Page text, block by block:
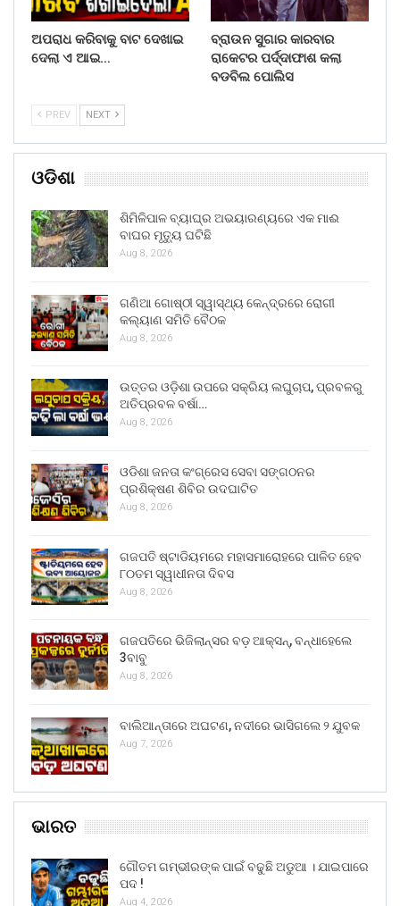
ଅପରାଧ କରିବାକୁ ବାଟ ଦେଖାଇ
ଦେଲା ଏ ଆଇ…
ବ୍ରାଉନ ସୁଗାର କାରବାର
ରାକେଟର ପର୍ଦ୍ଦାଫାଶ କଲା
ବଡବିଲ ପୋଲିସ
PREV NEXT
ଓଡିଶା
ଶିମିଳିପାଳ ବ୍ୟାଘ୍ର ଅଭୟାରଣ୍ୟରେ ଏକ ମାଈ
ବାଘର ମୃତ୍ୟୁ ଘଟିଛି
Aug 8, 2026
ଗଣିଆ ଗୋଷ୍ଠୀ ସ୍ୱାସ୍ଥ୍ୟ କେନ୍ଦ୍ରରେ ରୋଗୀ
କଲ୍ୟାଣ ସମିତି ବୈଠକ
Aug 8, 2026
ଉତ୍ତର ଓଡ଼ିଶା ଉପରେ ସକ୍ରିୟ ଲଘୁଚାପ, ପ୍ରବଳରୁ
ଅତିପ୍ରବଳ ବର୍ଷା…
Aug 8, 2026
ଓଡିଶା ଜନତା କଂଗ୍ରେସ ସେବା ସଙ୍ଗଠନର
ପ୍ରଶିକ୍ଷଣ ଶିବିର ଉଦଘାଟିତ
Aug 8, 2026
ଗଜପତି ଷ୍ଟାଡିୟମରେ ମହାସମାରୋହରେ ପାଳିତ ହେବ
୮୦ତମ ସ୍ୱାଧୀନତା ଦିବସ
Aug 8, 2026
ଗଜପତିରେ ଭିଜିଲାନ୍ସର ବଡ଼ ଆକ୍ସନ୍, ବନ୍ଧାହେଲେ
3ବାବୁ
Aug 8, 2026
ବାଲିଆନ୍ତାରେ ଅଘଟଣ, ନଦୀରେ ଭାସିଗଲେ ୨ ଯୁବକ
Aug 7, 2026
ଭାରତ
ଗୌତମ ଗମ୍ଭୀରଙ୍କ ପାଇଁ ବଢୁଛି ଅଡୁଆ । ଯାଇପାରେ
ପଦ !
Aug 4, 2026